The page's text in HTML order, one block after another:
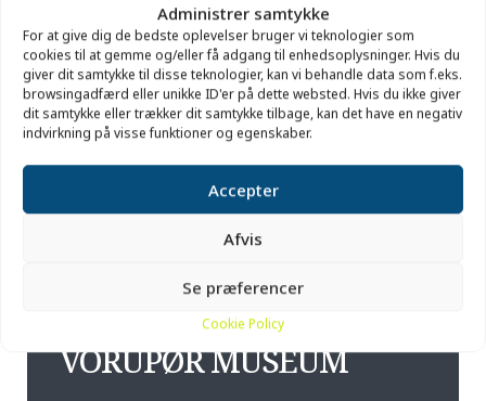
Administrer samtykke
For at give dig de bedste oplevelser bruger vi teknologier som
cookies til at gemme og/eller få adgang til enhedsoplysninger. Hvis du
giver dit samtykke til disse teknologier, kan vi behandle data som f.eks.
browsingadfærd eller unikke ID'er på dette websted. Hvis du ikke giver
dit samtykke eller trækker dit samtykke tilbage, kan det have en negativ
indvirkning på visse funktioner og egenskaber.
Accepter
Afvis
Se præferencer
Cookie Policy
VORUPØR MUSEUM